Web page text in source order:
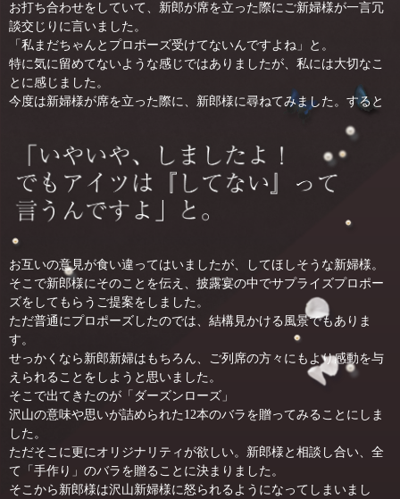
お打ち合わせをしていて、新郎が席を立った際にご新婦様が一言冗
談交じりに言いました。
「私まだちゃんとプロポーズ受けてないんですよね」と。
特に気に留めてないような感じではありましたが、私には大切なこ
とに感じました。
今度は新婦様が席を立った際に、新郎様に尋ねてみました。すると
お互いの意見が食い違ってはいましたが、してほしそうな新婦様。
そこで新郎様にそのことを伝え、披露宴の中でサプライズプロポー
ズをしてもらうご提案をしました。
ただ普通にプロポーズしたのでは、結構見かける風景でもありま
す。
せっかくなら新郎新婦はもちろん、ご列席の方々にもより感動を与
えられることをしようと思いました。
そこで出てきたのが「ダーズンローズ」
沢山の意味や思いが詰められた12本のバラを贈ってみることにしま
した。
ただそこに更にオリジナリティが欲しい。新郎様と相談し合い、全
て「手作り」のバラを贈ることに決まりました。
そこから新郎様は沢山新婦様に怒られるようになってしまいまし